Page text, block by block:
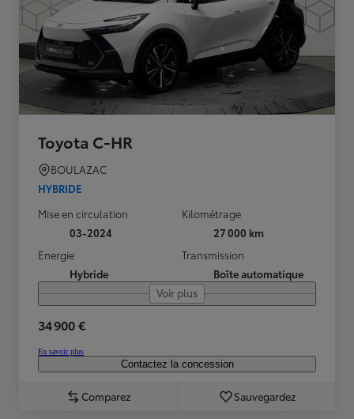
Toyota C-HR
BOULAZAC
HYBRIDE
Mise en circulation
03-2024
Kilométrage
27 000 km
Energie
Hybride
Transmission
Boîte automatique
Voir plus
34 900 €
En savoir plus
Contactez la concession
Comparez Sauvegardez